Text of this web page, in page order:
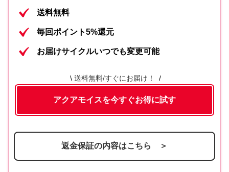
送料無料
毎回ポイント5%還元
お届けサイクルいつでも変更可能
送料無料/すぐにお届け！
アクアモイスを今すぐお得に試す
返金保証の内容はこちら ＞